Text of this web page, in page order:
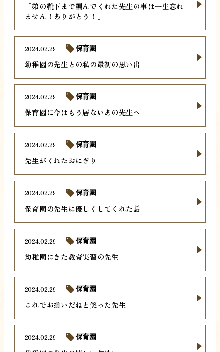
「弟の靴下まで編んでくれた先生の事は一生忘れ
ません！ありがとう！」
幼稚園の先生との私の最初の思い出
2024.02.29 保育園
保育園に今はもう居ないあの先生へ
2024.02.29 保育園
先生がくれたおにぎり
2024.02.29 保育園
保育園の先生に優しくしてくれた話
2024.02.29 保育園
幼稚園にきた教育実習の先生
2024.02.29 保育園
これでお揃いだねと笑った先生
2024.02.29 保育園
2024.02.29 保育園